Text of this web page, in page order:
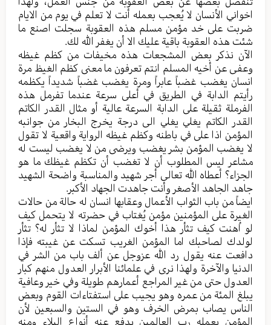
اخواني الأنسان لا يُعجب بعمله أنت لا تعلم في يوم من الايام
ضربت على خد مؤمن مسلم هذه العقوبة سجلت اصنع ما
شئت هذه العقوبة باقية عليك الا أن يغفر الله لك.
الآن نذكر بعض المشجعات هذه مخيفات من كظم غيظه
وعفى عن أخيه المسلم انتم تعرفون ما معنى كظم الغيظ مرة
انسان يغضب غضباً عابراً ومرة يغضب غضباً شديداً يكظمه
رأيتم الدابة في الطريق في أعلى سرعة عندما تفرمل هذه
الفرملة ثقيلة على الدابة السرعة عالية أو مثال القدر الكاتم
القدر الكاتم يغلي يغلي الى درجة يخرج البخار من جوانبه
المؤمن اذا على في باطنه وكظم غيظه الرواية واقعية لا تقول
لا يغضب المؤمن بشر يغضب ويرضى من لا يغضب ليست له
مشاعر ليس المطلوب أن لا تغضب أن تكظم غيظك ما هو
الجزاء؟ أعطاه الله تعالى أجر شهيد والمناسبة واضحة الشهيد
جاهد الجاهد الأصغر وأنت جاهدت الجهاد الأكبر.
ايضاً من باب الثواب الأعمال وعقابها انسان له حالة من حالات
الغيرة على المؤمنين مؤمن يُغتاب في حضرته لا يتحمل كيف
لو اُهنت كيف تثأر هذا أخوك المؤمن لماذا لا تثأر له؟ تثأر
لولدك لصاحبك اما المؤمن الغريب تسكت عن غيبته فإذا
دافعت عنه يقول رد الله عزوجل عن ألف باب من الشر في
الدنيا والآخرة ولهذا نرى في علمائنا الأبرار العدول منهم كبار
العدول حتى من غير المراجع أعمارهم طويلة وفي خير وعافية
يبلغ المئة من عمره وهو يجيب على استفتاءات القوم وبعض
الناس يصاب بمرض الخرف وهو في الستين والسبعين لأن
المؤمن بعمله رب العالمين يدفع عنه أنواع البلاء ومنه